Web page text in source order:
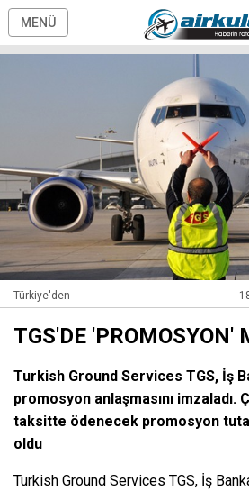
MENÜ
Türkiye'den
TGS'DE 'PROMOSYON'
Turkish Ground Services TGS, İş
promosyon anlaşmasını imzaladı.
taksitte ödenecek promosyon
oldu
Turkish Ground Services TGS, İş